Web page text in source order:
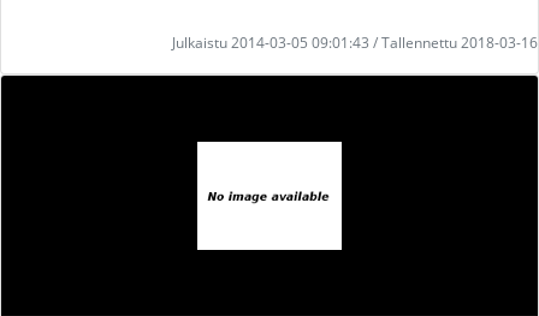
Julkaistu 2014-03-05 09:01:43 / Tallennettu 2018-03-16